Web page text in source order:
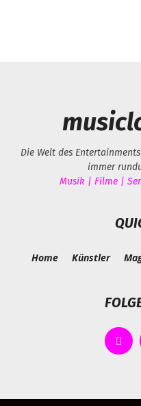
Die Welt des
immer
Musik | Filme |
Home Künstler